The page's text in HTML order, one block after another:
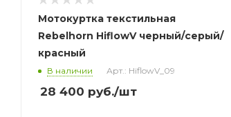
Мотокуртка текстильная
Rebelhorn HiflowV черный/серый/
красный
В наличии Арт.: HiflowV_09
28 400 руб./шт